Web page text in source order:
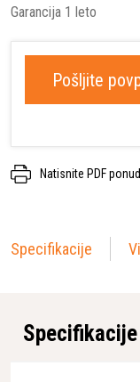
Garancija 1 leto
Pošljite
Natisnite PDF
Specifikacije
Specifikacije